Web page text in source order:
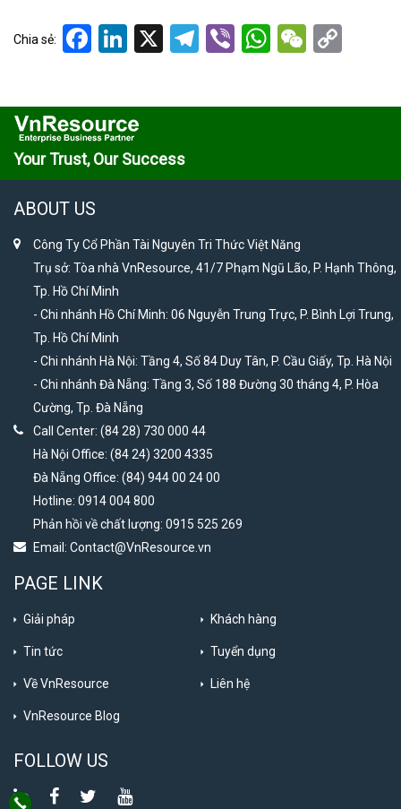
Chia sẻ: Facebook
LinkedIn
X Telegram
ViberWhatsApp
Your Trust, Our Success
ABOUT US
Công Ty Cổ Phần Tài Nguyên Tri Thức Việt Năng
Trụ sở: Tòa nhà VnResource, 41/7 Phạm Ngũ Lão, P. Hạnh Thông,
Tp. Hồ Chí Minh
- Chi nhánh Hồ Chí Minh: 06 Nguyễn Trung Trực, P. Bình Lợi Trung,
Tp. Hồ Chí Minh
- Chi nhánh Hà Nội: Tầng 4, Số 84 Duy Tân, P. Cầu Giấy, Tp. Hà Nội
- Chi nhánh Đà Nẵng: Tầng 3, Số 188 Đường 30 tháng 4, P. Hòa
Cường, Tp. Đà Nẵng
Call Center: (84 28) 730 000 44
Hà Nội Office: (84 24) 3200 4335
Đà Nẵng Office: (84) 944 00 24 00
Hotline: 0914 004 800
Phản hồi về chất lượng: 0915 525 269
Email: Contact@VnResource.vn
PAGE LINK
Giải pháp Khách hàng
Tin tức Tuyển dụng
Về VnResource Liên hệ
VnResource Blog
FOLLOW US